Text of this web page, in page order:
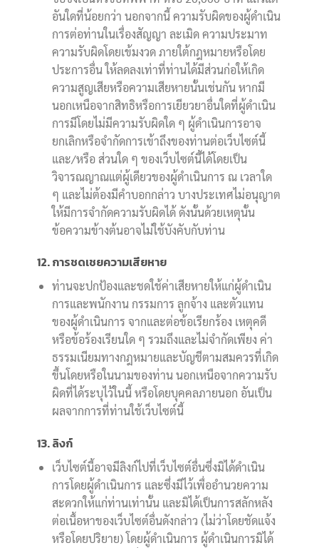
อันใดที่น้อยกว่า นอกจากนี้ ความรับผิดของผู้ดำเนิน
การต่อท่านในเรื่องสัญญา ละเมิด ความประมาท
ความรับผิดโดยเข้มงวด ภายใต้กฎหมายหรือโดย
ประการอื่น ให้ลดลงเท่าที่ท่านได้มีส่วนก่อให้เกิด
ความสูญเสียหรือความเสียหายนั้นเช่นกัน หากมี
นอกเหนือจากสิทธิหรือการเยียวยาอื่นใดที่ผู้ดำเนิน
การมีโดยไม่มีความรับผิดใด ๆ ผู้ดำเนินการอาจ
ยกเลิกหรือจำกัดการเข้าถึงของท่านต่อเว็บไซต์นี้
และ/หรือ ส่วนใด ๆ ของเว็บไซต์นี้ได้โดยเป็น
วิจารณญาณแต่ผู้เดียวของผู้ดำเนินการ ณ เวลาใด
ๆ และไม่ต้องมีคำบอกกล่าว บางประเทศไม่อนุญาต
ให้มีการจำกัดความรับผิดได้ ดังนั้นด้วยเหตุนั้น
ข้อความข้างต้นอาจไม่ใช้บังคับกับท่าน
12. การชดเชยความเสียหาย
ท่านจะปกป้องและชดใช้ค่าเสียหายให้แก่ผู้ดำเนิน
การและพนักงาน กรรมการ ลูกจ้าง และตัวแทน
ของผู้ดำเนินการ จากและต่อข้อเรียกร้อง เหตุคดี
หรือข้อร้องเรียนใด ๆ รวมถึงและไม่จำกัดเพียง ค่า
ธรรมเนียมทางกฎหมายและบัญชีตามสมควรที่เกิด
ขึ้นโดยหรือในนามของท่าน นอกเหนือจากความรับ
ผิดที่ได้ระบุไว้ในนี้ หรือโดยบุคคลภายนอก อันเป็น
ผลจากการที่ท่านใช้เว็บไซต์นี้
13. ลิงก์
เว็บไซต์นี้อาจมีลิงก์ไปที่เว็บไซต์อื่นซึ่งมิได้ดำเนิน
การโดยผู้ดำเนินการ และซึ่งมีไว้เพื่ออำนวยความ
สะดวกให้แก่ท่านเท่านั้น และมิได้เป็นการสลักหลัง
ต่อเนื้อหาของเว็บไซต์อื่นดังกล่าว (ไม่ว่าโดยชัดแจ้ง
หรือโดยปริยาย) โดยผู้ดำเนินการ ผู้ดำเนินการมิได้